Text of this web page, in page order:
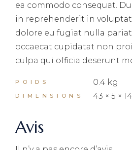
ea commodo consequat.
in reprehenderit in
dolore eu fugiat nulla
occaecat cupidatat non
culpa qui officia deserunt
POIDS 0.4 kg
DIMENSIONS 43 × 5 ×
Avis